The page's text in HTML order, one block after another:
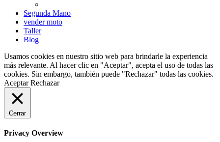
Segunda Mano
vender moto
Taller
Blog
Usamos cookies en nuestro sitio web para brindarle la experiencia
más relevante. Al hacer clic en "Aceptar", acepta el uso de todas las
cookies. Sin embargo, también puede "Rechazar" todas las cookies.
Aceptar Rechazar
Cerrar
Privacy Overview